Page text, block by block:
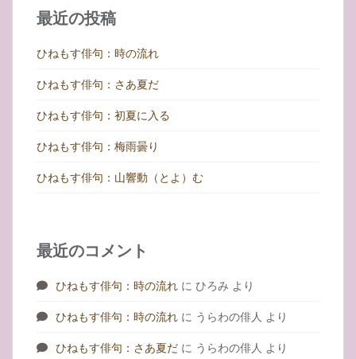
最近の投稿
ひねもす俳句：時の流れ
ひねもす俳句：さあ夏だ
ひねもす俳句：初夏に入る
ひねもす俳句：梅雨曇り
ひねもす俳句：山響動（とよ）む
最近のコメント
ひねもす俳句：時の流れ に ひろみ より
ひねもす俳句：時の流れ に うらわの俳人 より
ひねもす俳句：さあ夏だ に うらわの俳人 より